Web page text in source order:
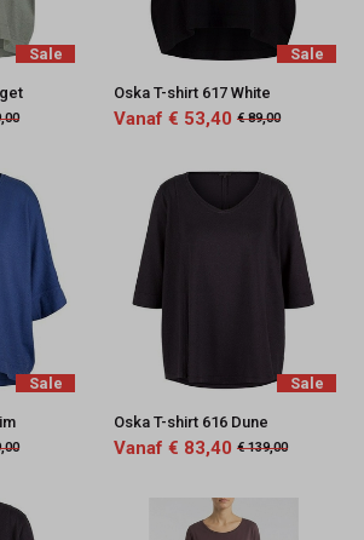
Sale Sale
Oska T-shirt 617 White
Vanaf € 53,40 € 89,00
Sale Sale
Oska T-shirt 616 Dune
Vanaf € 83,40 € 139,00